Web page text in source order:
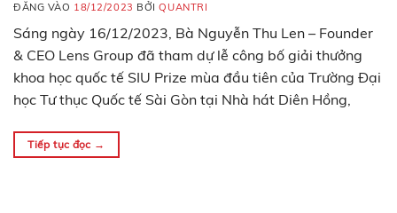
ĐĂNG VÀO 18/12/2023 BỞIQUANTRI
Sáng ngày 16/12/2023, Bà Nguyễn Thu Len – Founder
& CEO Lens Group đã tham dự lễ công bố giải thưởng
khoa học quốc tế SIU Prize mùa đầu tiên của Trường Đại
học Tư thục Quốc tế Sài Gòn tại Nhà hát Diên Hồng,
Tiếp tục đọc →